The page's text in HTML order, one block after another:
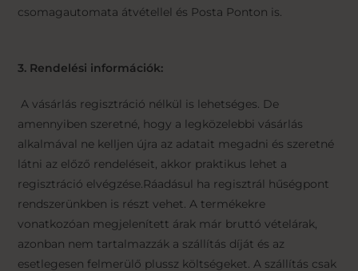
csomagautomata átvétellel és Posta Ponton is.
3. Rendelési információk:
A vásárlás regisztráció nélkül is lehetséges. De
amennyiben szeretné, hogy a legközelebbi vásárlás
alkalmával ne kelljen újra az adatait megadni és szeretné
látni az előző rendeléseit, akkor praktikus lehet a
regisztráció elvégzése.Ráadásul ha regisztrál hűségpont
rendszerünkben is részt vehet. A termékekre
vonatkozóan megjelenített árak már bruttó vételárak,
azonban nem tartalmazzák a szállítás díját és az
esetlegesen felmerülő plussz költségeket. A szállítás csak